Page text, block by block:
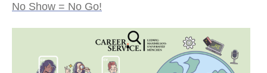
No Show = No Go!